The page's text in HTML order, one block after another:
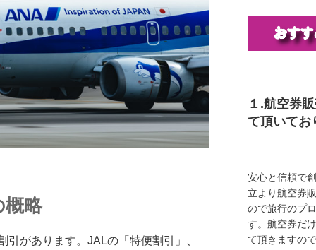
概略
があります。JALの「特便割引」、
１.航空券
て頂いてお
安心と信頼で
立より航空券
ので旅行のプ
す。航空券だ
て頂きますの